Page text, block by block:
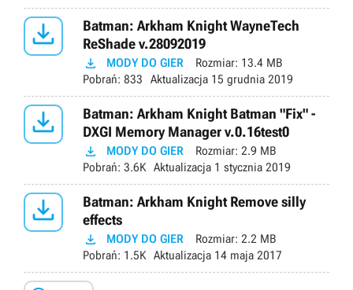

Batman: Arkham Knight WayneTech
ReShade v.28092019
 MODY DO GIER Rozmiar: 13.4 MB
Pobrań: 833 Aktualizacja 15 grudnia 2019

Batman: Arkham Knight Batman "Fix" -
DXGI Memory Manager v.0.16test0
 MODY DO GIER Rozmiar: 2.9 MB
Pobrań: 3.6K Aktualizacja 1 stycznia 2019

Batman: Arkham Knight Remove silly
effects
 MODY DO GIER Rozmiar: 2.2 MB
Pobrań: 1.5K Aktualizacja 14 maja 2017